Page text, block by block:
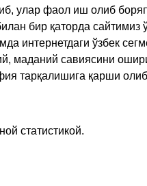
улар фаол иш олиб
бир қаторда сайтимиз
интернетдаги ўзбек
маданий савиясини
тарқалишига қарши
статистикой.